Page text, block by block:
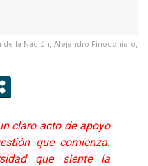
de la Nación, Alejandro Finocchiaro,
claro acto de apoyo
que comienza.
que siente la